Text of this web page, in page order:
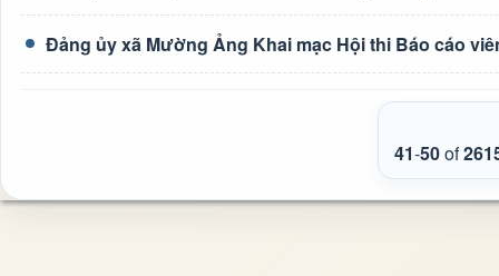
Đảng ủy xã Mường Ảng Khai mạc Hội thi Báo cáo
41-50of